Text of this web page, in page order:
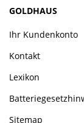
GOLDHAUS
Ihr Kundenkonto
Kontakt
Lexikon
Sitemap